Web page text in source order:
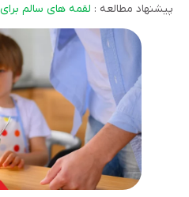
پیشنهاد مطالعه : لقمه های سالم